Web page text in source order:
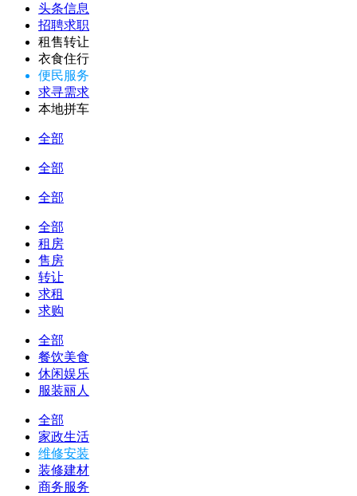
头条信息
招聘求职
租售转让
衣食住行
便民服务
求寻需求
本地拼车
全部
全部
全部
全部
租房
售房
转让
求租
求购
全部
餐饮美食
休闲娱乐
服装丽人
全部
家政生活
维修安装
装修建材
商务服务